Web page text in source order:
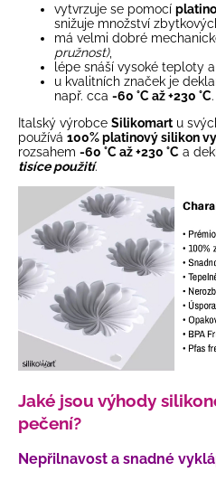
vytvrzuje se pomocí
snižuje množství
má velmi dobré
pružnost),
lépe snáší vysoké teploty
u kvalitních značek je
např. cca -60 °C až +230 °C.
Italský výrobce Silikomart u
používá 100% platinový silikon
rozsahem -60 °C až +230 °C a
tisíce použití.
Jaké jsou výhody
pečení?
Nepřilnavost a snadné